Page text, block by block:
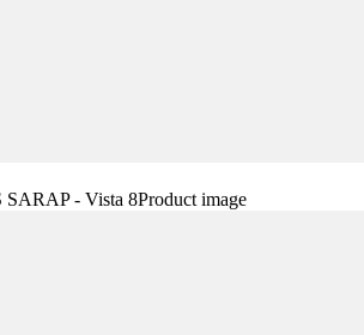
Product image